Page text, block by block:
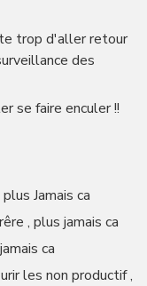
trop d'aller retour
des
se faire enculer !!
Jamais ca
, plus jamais ca
ca
les non productif ,